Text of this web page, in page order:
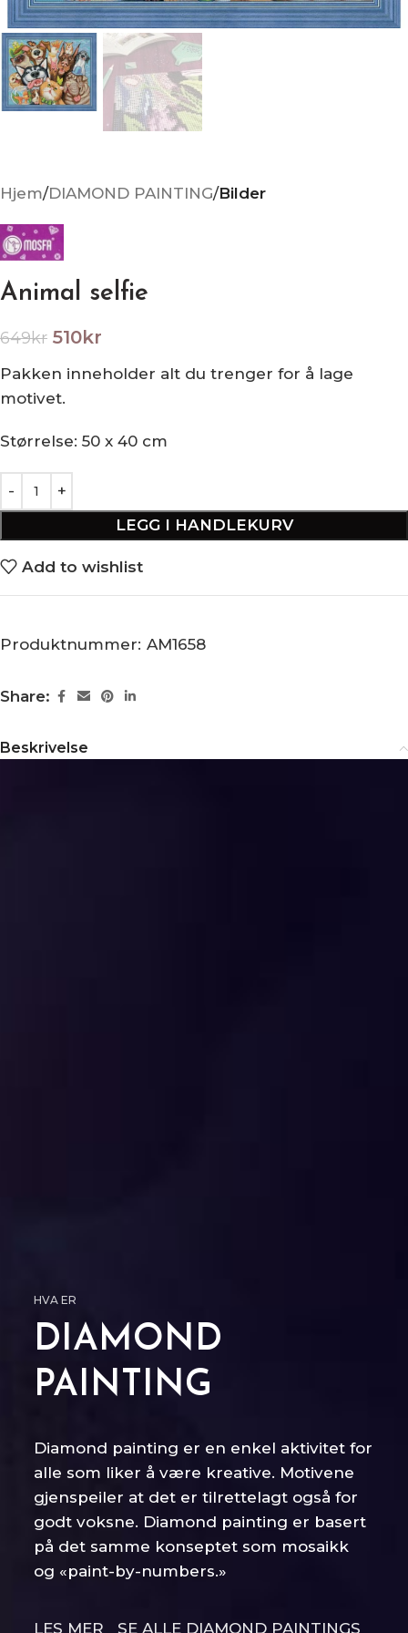
Hjem DIAMOND PAINTING Bilder
Animal selfie
649kr 510kr
Pakken inneholder alt du trenger for å lage
motivet.
Størrelse: 50 x 40 cm
LEGG I HANDLEKURV
Add to wishlist
Produktnummer: AM1658
Share:
Beskrivelse
HVA ER
DIAMOND
PAINTING
Diamond painting er en enkel aktivitet for
alle som liker å være kreative. Motivene
gjenspeiler at det er tilrettelagt også for
godt voksne. Diamond painting er basert
på det samme konseptet som mosaikk
og «paint-by-numbers.»
LES MER SE ALLE DIAMOND PAINTINGS